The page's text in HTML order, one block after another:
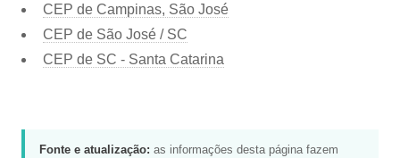
CEP de Campinas, São José
CEP de São José / SC
CEP de SC - Santa Catarina
Fonte e atualização: as informações desta página fazem